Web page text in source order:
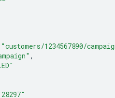
"customers/1234567890/
,